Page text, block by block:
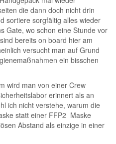
die dann doch nicht drin
sortiere sorgfältig alles wieder
Gate, wo schon eine Stunde vor
bereits on board hier am
versucht man auf Grund
ein bisschen
wird man von einer Crew
erinnert als an
ich nicht verstehe, warum die
statt einer FFP2 Maske
Abstand als einzige in einer